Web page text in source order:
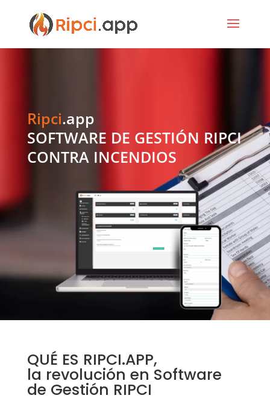
Ripci.app
SOFTWARE DE GESTIÓN RIPCI
CONTRA INCENDIOS
QUÉ ES RIPCI.APP,
la revolución en Software
de Gestión RIPCI